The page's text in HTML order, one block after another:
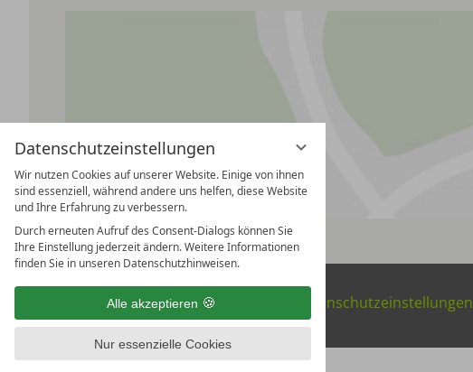
Datenschutzeinstellungen
Wir nutzen Cookies auf unserer Website. Einige von ihnen
sind essenziell, während andere uns helfen, diese Website
und Ihre Erfahrung zu verbessern.
Durch erneuten Aufruf des Consent-Dialogs können Sie
Ihre Einstellung jederzeit ändern. Weitere Informationen
finden Sie in unseren Datenschutzhinweisen.
Alle akzeptieren
Nur essenzielle Cookies
Impressum Datenschutz Datenschutzeinstellungen